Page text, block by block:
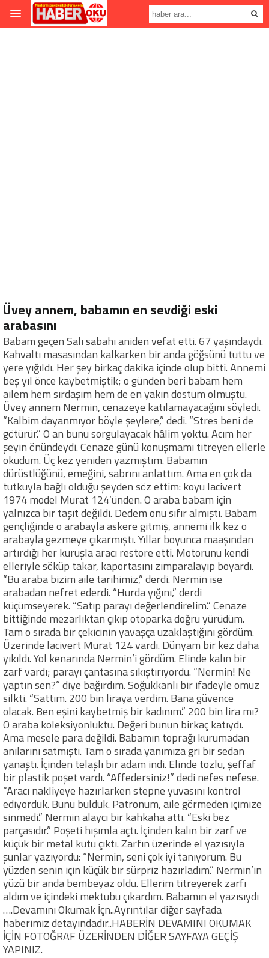
Üvey annem, babamın en sevdiği eski
arabasını
Babam geçen Salı sabahı aniden vefat etti. 67 yaşındaydı.
Kahvaltı masasından kalkarken bir anda göğsünü tuttu ve
yere yığıldı. Her şey birkaç dakika içinde olup bitti. Annemi
beş yıl önce kaybetmiştik; o günden beri babam hem
ailem hem sırdaşım hem de en yakın dostum olmuştu.
Üvey annem Nermin, cenazeye katılamayacağını söyledi.
“Kalbim dayanmıyor böyle şeylere,” dedi. “Stres beni de
götürür.” O an bunu sorgulayacak hâlim yoktu. Acım her
şeyin önündeydi. Cenaze günü konuşmamı titreyen ellerle
okudum. Üç kez yeniden yazmıştım. Babamın
dürüstlüğünü, emeğini, sabrını anlattım. Ama en çok da
tutkuyla bağlı olduğu şeyden söz ettim: koyu lacivert
1974 model Murat 124’ünden. O araba babam için
yalnızca bir taşıt değildi. Dedem onu sıfır almıştı. Babam
gençliğinde o arabayla askere gitmiş, annemi ilk kez o
arabayla gezmeye çıkarmıştı. Yıllar boyunca maaşından
artırdığı her kuruşla aracı restore etti. Motorunu kendi
elleriyle söküp takar, kaportasını zımparalayıp boyardı.
“Bu araba bizim aile tarihimiz,” derdi. Nermin ise
arabadan nefret ederdi. “Hurda yığını,” derdi
küçümseyerek. “Satıp parayı değerlendirelim.” Cenaze
bittiğinde mezarlıktan çıkıp otoparka doğru yürüdüm.
Tam o sırada bir çekicinin yavaşça uzaklaştığını gördüm.
Üzerinde lacivert Murat 124 vardı. Dünyam bir kez daha
yıkıldı. Yol kenarında Nermin’i gördüm. Elinde kalın bir
zarf vardı; parayı çantasına sıkıştırıyordu. “Nermin! Ne
yaptın sen?” diye bağırdım. Soğukkanlı bir ifadeyle omuz
silkti. “Sattım. 200 bin liraya verdim. Bana güvence
olacak. Ben eşini kaybetmiş bir kadınım.” 200 bin lira mı?
O araba koleksiyonluktu. Değeri bunun birkaç katıydı.
Ama mesele para değildi. Babamın toprağı kurumadan
anılarını satmıştı. Tam o sırada yanımıza gri bir sedan
yanaştı. İçinden telaşlı bir adam indi. Elinde tozlu, şeffaf
bir plastik poşet vardı. “Affedersiniz!” dedi nefes nefese.
“Aracı nakliyeye hazırlarken stepne yuvasını kontrol
ediyorduk. Bunu bulduk. Patronum, aile görmeden içimize
sinmedi.” Nermin alaycı bir kahkaha attı. “Eski bez
parçasıdır.” Poşeti hışımla açtı. İçinden kalın bir zarf ve
küçük bir metal kutu çıktı. Zarfın üzerinde el yazısıyla
şunlar yazıyordu: “Nermin, seni çok iyi tanıyorum. Bu
yüzden senin için küçük bir sürpriz hazırladım.” Nermin’in
yüzü bir anda bembeyaz oldu. Ellerim titreyerek zarfı
aldım ve içindeki mektubu çıkardım. Babamın el yazısıydı
….Devamını Okumak İçn..Ayrıntılar diğer sayfada
haberimiz detayındadır..HABERİN DEVAMINI OKUMAK
İÇİN FOTOĞRAF ÜZERİNDEN DİĞER SAYFAYA GEÇİŞ
YAPINIZ.